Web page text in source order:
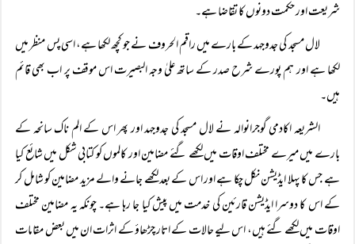
شریعت اور حکمت دونوں کا تقاضا ہے۔
لال مسجد کی جدوجہد کے بارے میں راقم الحروف نے جو کچھ لکھا ہے، اسی پس منظر میں
لکھا ہے اور ہم پورے شرح صدر کے ساتھ علیٰ وجہ البصیرت اس موقف پر اب بھی قائم
ہیں۔
الشریعہ اکادمی گوجرانوالہ نے لال مسجد کی جدوجہد اور پھر اس کے الم ناک سانحہ کے
بارے میں میرے مختلف اوقات میں لکھے گئے مضامین اور کالموں کو کتابی شکل میں شائع کیا
ہے جس کا پہلا ایڈیشن نکل چکا ہے اور اس کے بعد لکھے جانے والے مزید مضامین کو شامل کر
کے اس کا دوسرا ایڈیشن قارئین کی خدمت میں پیش کیا جا رہا ہے۔ چونکہ یہ مضامین مختلف
اوقات میں لکھے گئے ہیں، اس لیے حالات کے اتار چڑھاؤ کے اثرات ان میں بعض مقامات